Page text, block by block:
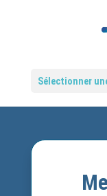
Sélectionner